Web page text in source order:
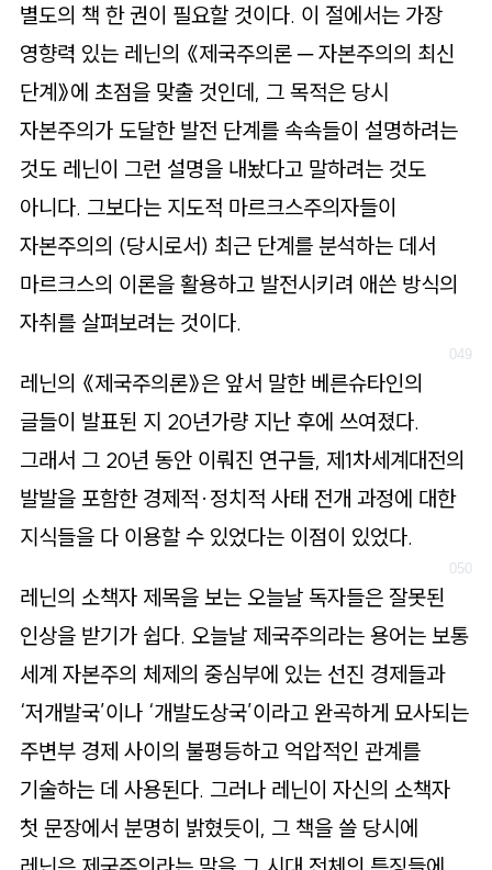
별도의 책 한 권이 필요할 것이다. 이 절에서는 가장
영향력 있는 레닌의 《제국주의론 ─ 자본주의의 최신
단계》에 초점을 맞출 것인데, 그 목적은 당시
자본주의가 도달한 발전 단계를 속속들이 설명하려는
것도 레닌이 그런 설명을 내놨다고 말하려는 것도
아니다. 그보다는 지도적 마르크스주의자들이
자본주의의 (당시로서) 최근 단계를 분석하는 데서
마르크스의 이론을 활용하고 발전시키려 애쓴 방식의
자취를 살펴보려는 것이다.
레닌의 《제국주의론》은 앞서 말한 베른슈타인의
글들이 발표된 지 20년가량 지난 후에 쓰여졌다.
그래서 그 20년 동안 이뤄진 연구들, 제1차세계대전의
발발을 포함한 경제적·정치적 사태 전개 과정에 대한
지식들을 다 이용할 수 있었다는 이점이 있었다.
레닌의 소책자 제목을 보는 오늘날 독자들은 잘못된
인상을 받기가 쉽다. 오늘날 제국주의라는 용어는 보통
세계 자본주의 체제의 중심부에 있는 선진 경제들과
‘저개발국’이나 ‘개발도상국’이라고 완곡하게 묘사되는
주변부 경제 사이의 불평등하고 억압적인 관계를
기술하는 데 사용된다. 그러나 레닌이 자신의 소책자
첫 문장에서 분명히 밝혔듯이, 그 책을 쓸 당시에